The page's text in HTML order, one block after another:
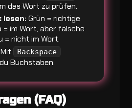
das Wort zu prüfen.
lesen: Grün = richtige
= im Wort, aber falsche
= nicht im Wort.
Mit Backspace
Buchstaben.
(FAQ)